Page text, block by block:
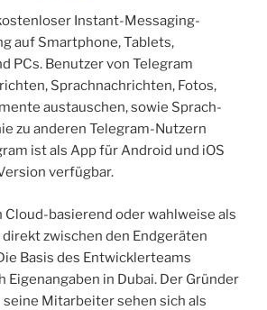
Instant-Messaging-
auf Smartphone, Tablets,
PCs. Benutzer von Telegram
Sprachnachrichten, Fotos,
austauschen, sowie Sprach-
zu anderen Telegram-Nutzern
ist als App für Android und iOS
verfügbar.
Cloud-basierend oder wahlweise als
direkt zwischen den Endgeräten
Basis des Entwicklerteams
Eigenangaben in Dubai. Der Gründer
seine Mitarbeiter sehen sich als